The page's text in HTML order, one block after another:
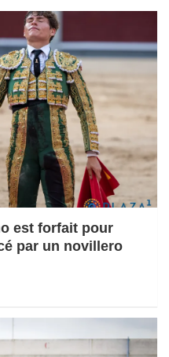
est forfait pour
par un novillero